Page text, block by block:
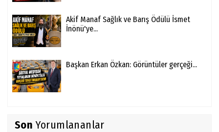
Akif Manaf Sağlık ve Barış Ödülü İsmet
İnönü'ye...
Başkan Erkan Özkan: Görüntüler gerçeği...
Son Yorumlananlar